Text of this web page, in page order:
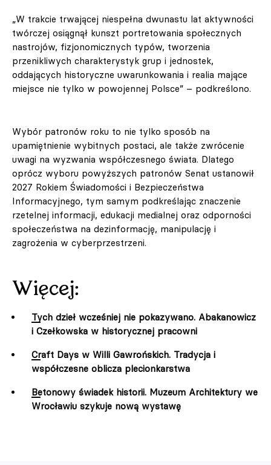
„W trakcie trwającej niespełna dwunastu lat aktywności
twórczej osiągnął kunszt portretowania społecznych
nastrojów, fizjonomicznych typów, tworzenia
przenikliwych charakterystyk grup i jednostek,
oddających historyczne uwarunkowania i realia mające
miejsce nie tylko w powojennej Polsce” – podkreślono.
Wybór patronów roku to nie tylko sposób na
upamiętnienie wybitnych postaci, ale także zwrócenie
uwagi na wyzwania współczesnego świata. Dlatego
oprócz wyboru powyższych patronów Senat ustanowił
2027 Rokiem Świadomości i Bezpieczeństwa
Informacyjnego, tym samym podkreślając znaczenie
rzetelnej informacji, edukacji medialnej oraz odporności
społeczeństwa na dezinformację, manipulację i
zagrożenia w cyberprzestrzeni.
Więcej:
Tych dzieł wcześniej nie pokazywano. Abakanowicz
i Czełkowska w historycznej pracowni
Craft Days w Willi Gawrońskich. Tradycja i
współczesne oblicza plecionkarstwa
Betonowy świadek historii. Muzeum Architektury we
Wrocławiu szykuje nową wystawę